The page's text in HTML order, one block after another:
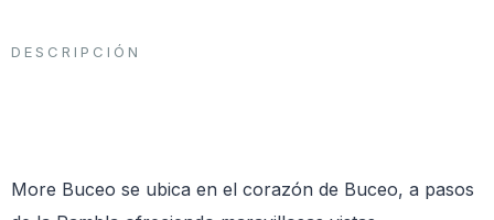
DESCRIPCIÓN
More Buceo se ubica en el corazón de Buceo, a pasos